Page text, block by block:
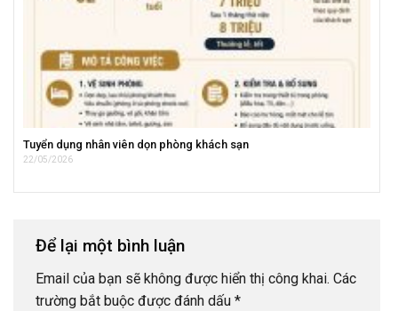
Tuyển dụng nhân viên dọn phòng khách sạn
22/05/2026
Để lại một bình luận
Email của bạn sẽ không được hiển thị công khai. Các
trường bắt buộc được đánh dấu *